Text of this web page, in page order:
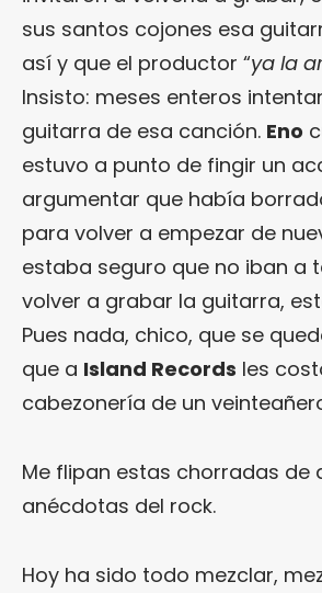
sus santos cojones esa
así y que el productor “ya la
Insisto: meses enteros
guitarra de esa canción. Eno
estuvo a punto de fingir un
argumentar que había
para volver a empezar de
estaba seguro que no iban a
volver a grabar la guitarra,
Pues nada, chico, que se
que a Island Records les
cabezonería de un
Me flipan estas chorradas de
anécdotas del rock.
Hoy ha sido todo mezclar,